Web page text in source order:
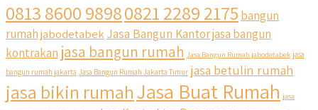
0813 8600 98980821 2289 2175 bangun
rumahjabodetabek Jasa Bangun Kantorjasa bangun
kontrakan jasa bangun rumah Jasa Bangun Rumah jabodetabek jasa
bangun rumah jakarta Jasa Bangun Rumah Jakarta Timur jasa betulin rumah
jasa bikin rumahJasa Buat Rumah jasa